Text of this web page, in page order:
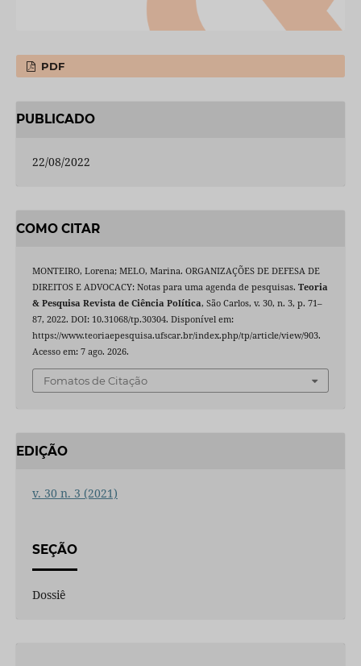
PDF
PUBLICADO
22/08/2022
COMO CITAR
MONTEIRO, Lorena; MELO, Marina. ORGANIZAÇÕES DE DEFESA DE
DIREITOS E ADVOCACY: Notas para uma agenda de pesquisas. Teoria
& Pesquisa Revista de Ciência Política, São Carlos, v. 30, n. 3, p. 71–
87, 2022. DOI: 10.31068/tp.30304. Disponível em:
https://www.teoriaepesquisa.ufscar.br/index.php/tp/article/view/903.
Acesso em: 7 ago. 2026.
Fomatos de Citação
EDIÇÃO
v. 30 n. 3 (2021)
SEÇÃO
Dossiê